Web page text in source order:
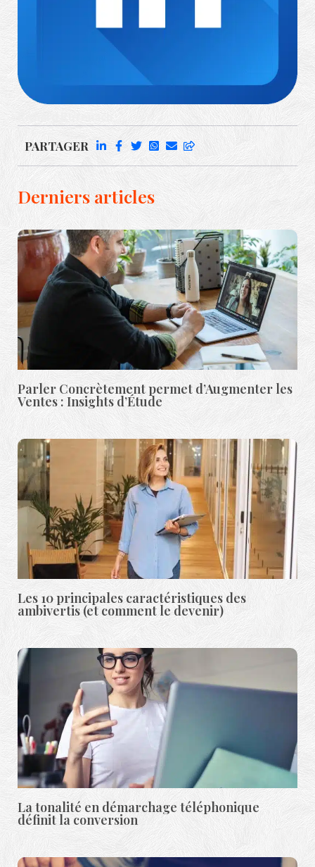
PARTAGER
Derniers articles
Parler Concrètement permet d’Augmenter les
Ventes : Insights d’Étude
Les 10 principales caractéristiques des
ambivertis (et comment le devenir)
La tonalité en démarchage téléphonique
définit la conversion